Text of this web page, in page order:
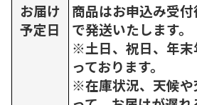
お届け
予定日
商品はお申込み受
で発送いたします。
※土日、祝日、年末
っております。
※在庫状況、天候や